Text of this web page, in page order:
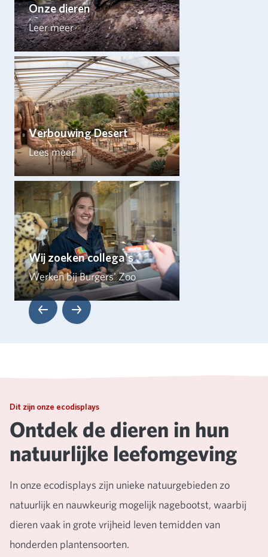
Onze dieren
Leer meer
Verbouwing Desert
Lees meer
Wij zoeken collega's
Werken bij Burgers' Zoo
Volgende
Dit zijn onze ecodisplays
Ontdek de dieren in hun
natuurlijke leefomgeving
In onze ecodisplays zijn unieke natuurgebieden zo
natuurlijk en nauwkeurig mogelijk nagebootst, waarbij
dieren vaak in grote vrijheid leven temidden van
honderden plantensoorten.